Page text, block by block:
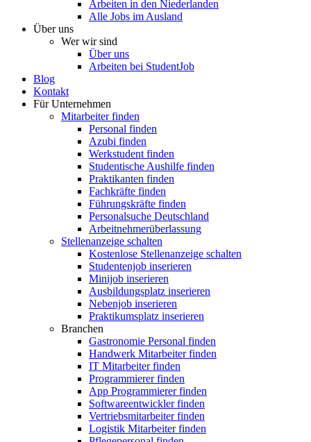
Arbeiten in den Niederlanden
Alle Jobs im Ausland
Über uns
Wer wir sind
Über uns
Arbeiten bei StudentJob
Blog
Kontakt
Für Unternehmen
Mitarbeiter finden
Personal finden
Azubi finden
Werkstudent finden
Studentische Aushilfe finden
Praktikanten finden
Fachkräfte finden
Führungskräfte finden
Personalsuche Deutschland
Arbeitnehmerüberlassung
Stellenanzeige schalten
Kostenlose Stellenanzeige schalten
Studentenjob inserieren
Minijob inserieren
Ausbildungsplatz inserieren
Nebenjob inserieren
Praktikumsplatz inserieren
Branchen
Gastronomie Personal finden
Handwerk Mitarbeiter finden
IT Mitarbeiter finden
Programmierer finden
App Programmierer finden
Softwareentwickler finden
Vertriebsmitarbeiter finden
Logistik Mitarbeiter finden